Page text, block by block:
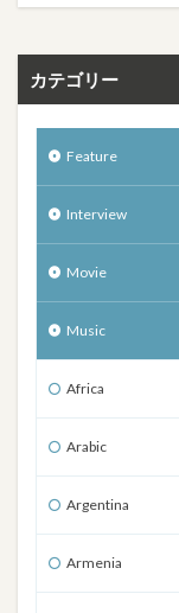
カテゴリー
Feature
Interview
Movie
Music
Africa
Arabic
Argentina
Armenia